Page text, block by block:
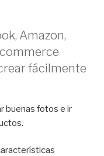
Amazon,
fácilmente
buenas fotos e ir